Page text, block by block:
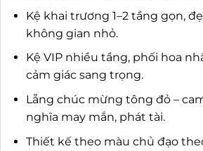
Kệ khai trương 1–2 tầng gọn,
không gian nhỏ.
Kệ VIP nhiều tầng, phối hoa
cảm giác sang trọng.
Lẵng chúc mừng tông đỏ –
nghĩa may mắn, phát tài.
Thiết kế theo màu chủ đạo